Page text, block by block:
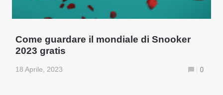
Come guardare il mondiale di Snooker
2023 gratis
18 Aprile, 2023 0